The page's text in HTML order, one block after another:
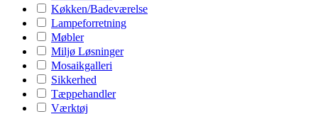
Køkken/Badeværelse
Lampeforretning
Møbler
Miljø Løsninger
Mosaikgalleri
Sikkerhed
Tæppehandler
Værktøj